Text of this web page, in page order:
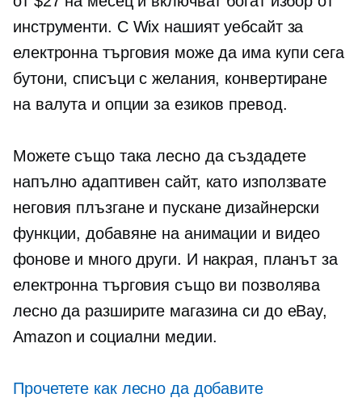
инструменти. С Wix нашият уебсайт за
електронна търговия може да има купи сега
бутони, списъци с желания, конвертиране
на валута и опции за езиков превод.
Можете също така лесно да създадете
напълно адаптивен сайт, като използвате
неговия плъзгане и пусканедизайнерски
функции, добавяне на анимации и видео
фонове и много други. И накрая, планът за
електронна търговия също ви позволява
лесно да разширите магазина си до eBay,
Amazon и социални медии.
Прочетете как лесно да добавите